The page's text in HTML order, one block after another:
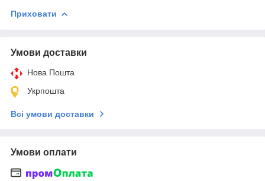
Приховати
Умови доставки
Нова Пошта
Укрпошта
Всі умови доставки
Умови оплати